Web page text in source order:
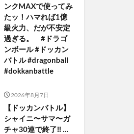
ンクMAXで使ってみ
たッ！ハマれば1億
級火力、だが不安定
過ぎる。 #ドラゴ
ンボール #ドッカン
バトル #dragonball
#dokkanbattle
2026年8月7日
【ドッカンバトル】
シャイニ〜サマ〜ガ
チャ30連で終了‼︎ …